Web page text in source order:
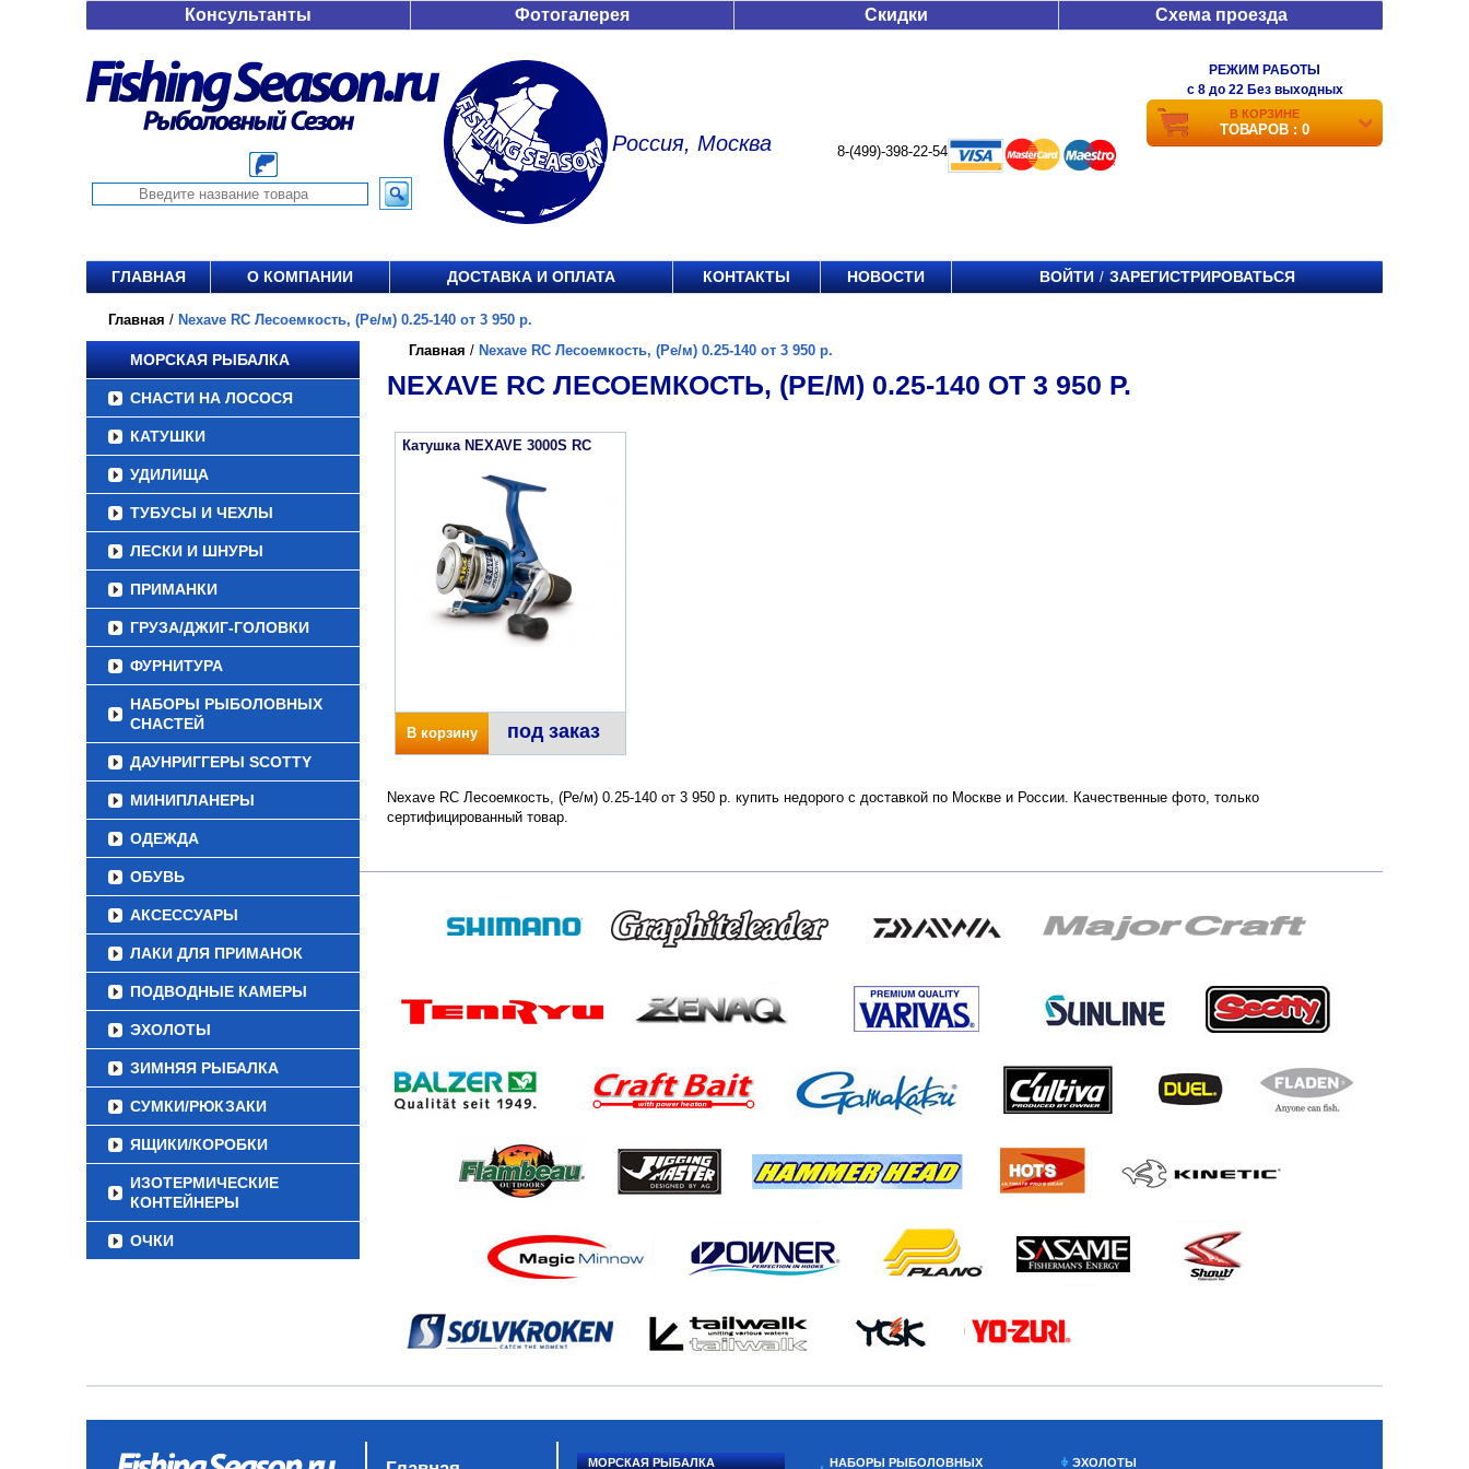
Консультанты Фотогалерея Скидки Схема проезда
Россия, Москва 8-(499)-398-22-54
РЕЖИМ РАБОТЫ
c 8 до 22 Без выходных
В КОРЗИНЕ
ТОВАРОВ : 0
ГЛАВНАЯ О КОМПАНИИ ДОСТАВКА И ОПЛАТА КОНТАКТЫ НОВОСТИ ВОЙТИ / ЗАРЕГИСТРИРОВАТЬСЯ
Главная / Nexave RC Лесоемкость, (Ре/м) 0.25-140 от 3 950 р.
МОРСКАЯ РЫБАЛКА
СНАСТИ НА ЛОСОСЯ
КАТУШКИ
УДИЛИЩА
ТУБУСЫ И ЧЕХЛЫ
ЛЕСКИ И ШНУРЫ
ПРИМАНКИ
ГРУЗА/ДЖИГ-ГОЛОВКИ
ФУРНИТУРА
НАБОРЫ РЫБОЛОВНЫХ
СНАСТЕЙ
ДАУНРИГГЕРЫ SCOTTY
МИНИПЛАНЕРЫ
ОДЕЖДА
ОБУВЬ
АКСЕССУАРЫ
ЛАКИ ДЛЯ ПРИМАНОК
ПОДВОДНЫЕ КАМЕРЫ
ЭХОЛОТЫ
ЗИМНЯЯ РЫБАЛКА
СУМКИ/РЮКЗАКИ
ЯЩИКИ/КОРОБКИ
ИЗОТЕРМИЧЕСКИЕ
КОНТЕЙНЕРЫ
ОЧКИ
Главная / Nexave RC Лесоемкость, (Ре/м) 0.25-140 от 3 950 р.
NEXAVE RC ЛЕСОЕМКОСТЬ, (РЕ/М) 0.25-140 ОТ 3 950 Р.
Катушка NEXAVE 3000S RC
В корзину под заказ
Nexave RC Лесоемкость, (Ре/м) 0.25-140 от 3 950 р. купить недорого с доставкой по Москве и России. Качественные фото, только
сертифицированный товар.
МОРСКАЯ РЫБАЛКА НАБОРЫ РЫБОЛОВНЫХ ЭХОЛОТЫ